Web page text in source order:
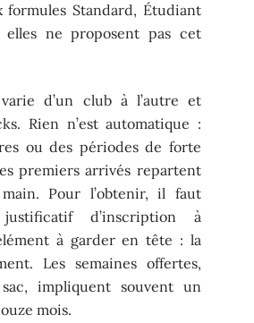
formules Standard, Étudiant
elles ne proposent pas cet
d’un club à l’autre et
Rien n’est automatique :
ou des périodes de forte
premiers arrivés repartent
Pour l’obtenir, il faut
d’inscription à
à garder en tête : la
Les semaines offertes,
impliquent souvent un
mois.